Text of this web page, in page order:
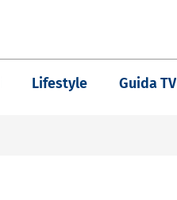
Lifestyle Guida TV